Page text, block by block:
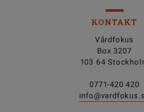
KONTAKT
Vårdfokus
Box 3207
103 64
0771-420 420